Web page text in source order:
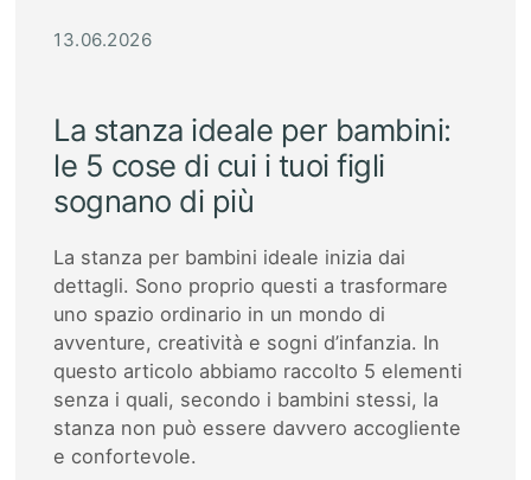
13.06.2026
La stanza ideale per bambini:
le 5 cose di cui i tuoi figli
sognano di più
La stanza per bambini ideale inizia dai
dettagli. Sono proprio questi a trasformare
uno spazio ordinario in un mondo di
avventure, creatività e sogni d’infanzia. In
questo articolo abbiamo raccolto 5 elementi
senza i quali, secondo i bambini stessi, la
stanza non può essere davvero accogliente
e confortevole.